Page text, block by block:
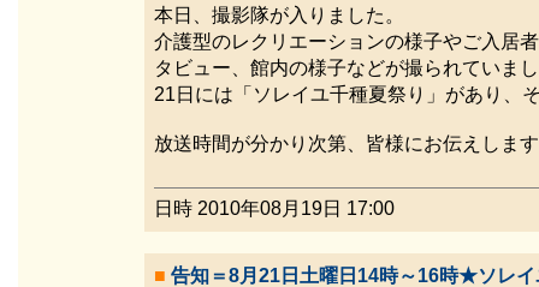
本日、撮影隊が入りました。
介護型のレクリエーションの様子やご入居
タビュー、館内の様子などが撮られていま
21日には「ソレイユ千種夏祭り」があり、
放送時間が分かり次第、皆様にお伝えしま
日時 2010年08月19日 17:00
■ 告知＝8月21日土曜日14時～16時★ソレ